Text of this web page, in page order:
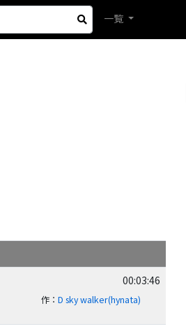
一覧
00:03:46
作 ：D sky walker(hynata)